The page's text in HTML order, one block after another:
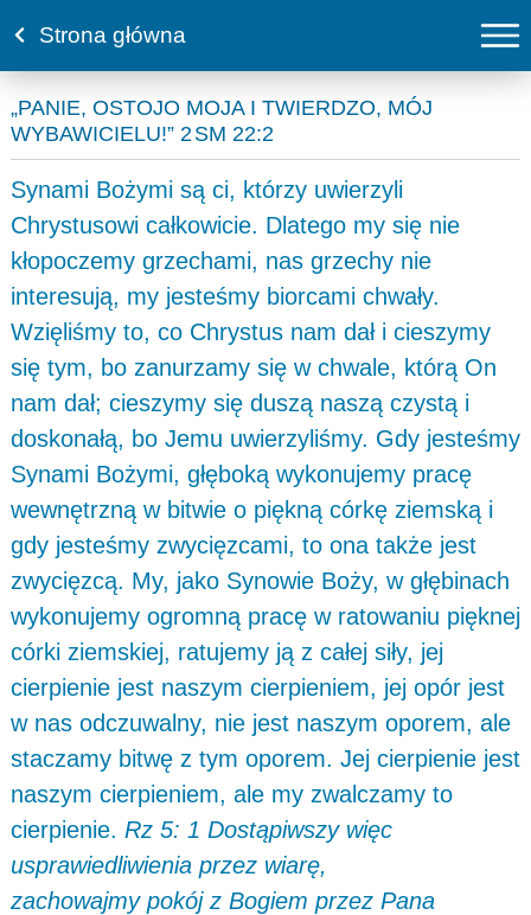
Strona główna
„PANIE, OSTOJO MOJA I TWIERDZO, MÓJ
WYBAWICIELU!” 2 SM 22:2
Synami Bożymi są ci, którzy uwierzyli
Chrystusowi całkowicie. Dlatego my się nie
kłopoczemy grzechami, nas grzechy nie
interesują, my jesteśmy biorcami chwały.
Wzięliśmy to, co Chrystus nam dał i cieszymy
się tym, bo zanurzamy się w chwale, którą On
nam dał; cieszymy się duszą naszą czystą i
doskonałą, bo Jemu uwierzyliśmy. Gdy jesteśmy
Synami Bożymi, głęboką wykonujemy pracę
wewnętrzną w bitwie o piękną córkę ziemską i
gdy jesteśmy zwycięzcami, to ona także jest
zwycięzcą. My, jako Synowie Boży, w głębinach
wykonujemy ogromną pracę w ratowaniu pięknej
córki ziemskiej, ratujemy ją z całej siły, jej
cierpienie jest naszym cierpieniem, jej opór jest
w nas odczuwalny, nie jest naszym oporem, ale
staczamy bitwę z tym oporem. Jej cierpienie jest
naszym cierpieniem, ale my zwalczamy to
cierpienie. Rz 5: 1 Dostąpiwszy więc
usprawiedliwienia przez wiarę,
zachowajmy pokój z Bogiem przez Pana